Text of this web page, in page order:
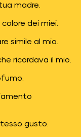
madre.
dei miei.
simile al mio.
ricordava il mio.
gusto.